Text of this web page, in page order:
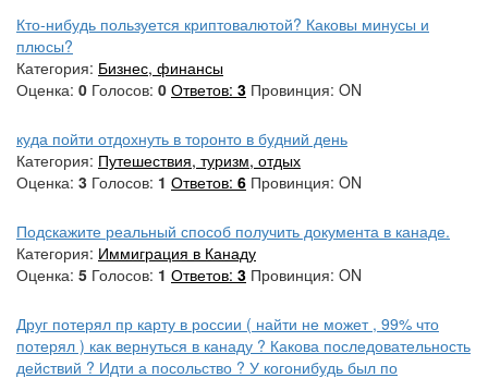
Кто-нибудь пользуется криптовалютой? Каковы минусы и
плюсы?
Категория: Бизнес, финансы
Оценка: 0 Голосов: 0 Ответов: 3 Провинция: ON
куда пойти отдохнуть в торонто в будний день
Категория: Путешествия, туризм, отдых
Оценка: 3 Голосов: 1 Ответов: 6 Провинция: ON
Подскажите реальный способ получить документа в канаде.
Категория: Иммиграция в Канаду
Оценка: 5 Голосов: 1 Ответов: 3 Провинция: ON
Друг потерял пр карту в россии ( найти не может , 99% что
потерял ) как вернуться в канаду ? Какова последовательность
действий ? Идти а посольство ? У когонибудь был по